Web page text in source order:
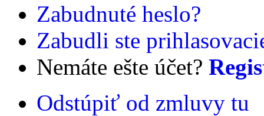
Zabudnuté heslo?
Zabudli ste
Nemáte ešte účet?
Odstúpiť od zmluvy tu